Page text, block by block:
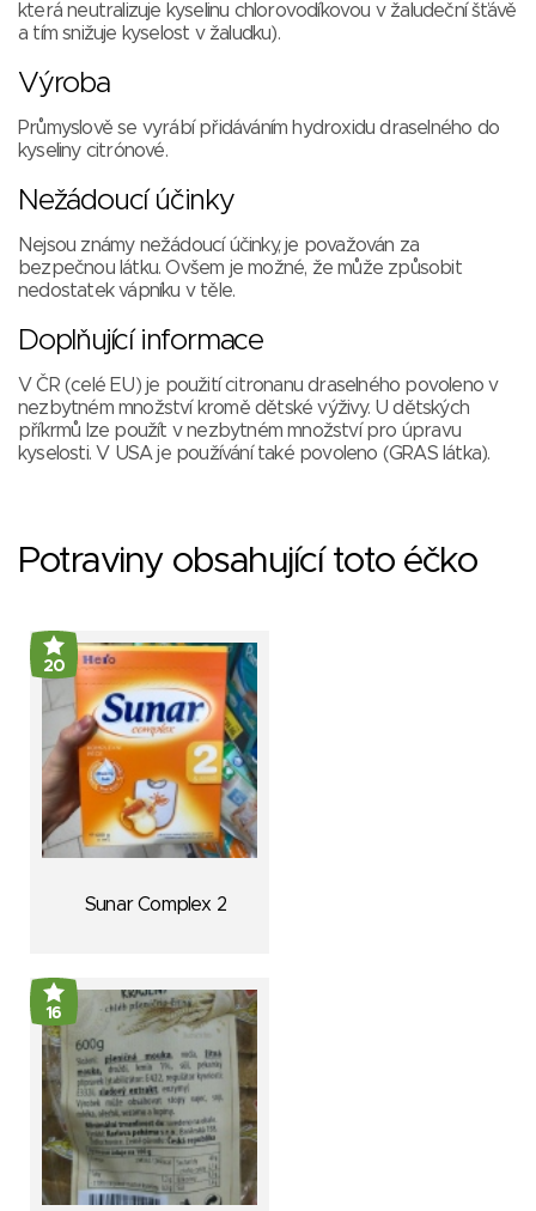
která neutralizuje kyselinu chlorovodíkovou v žaludeční šťávě
a tím snižuje kyselost v žaludku).
Výroba
Průmyslově se vyrábí přidáváním hydroxidu draselného do
kyseliny citrónové.
Nežádoucí účinky
Nejsou známy nežádoucí účinky, je považován za
bezpečnou látku. Ovšem je možné, že může způsobit
nedostatek vápníku v těle.
Doplňující informace
V ČR (celé EU) je použití citronanu draselného povoleno v
nezbytném množství kromě dětské výživy. U dětských
příkrmů lze použít v nezbytném množství pro úpravu
kyselosti. V USA je používání také povoleno (GRAS látka).
Potraviny obsahující toto éčko
20
Sunar Complex 2
16